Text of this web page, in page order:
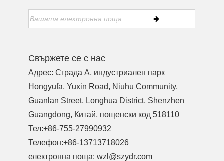
Свържете се с нас
Адрес: Сграда A, индустриален парк
Hongyufa, Yuxin Road, Niuhu Community,
Guanlan Street, Longhua District, Shenzhen
Guangdong, Китай, пощенски код 518110
Тел:+86-755-27990932
Телефон:+86-13713718026
електронна поща:wzl@szydr.com